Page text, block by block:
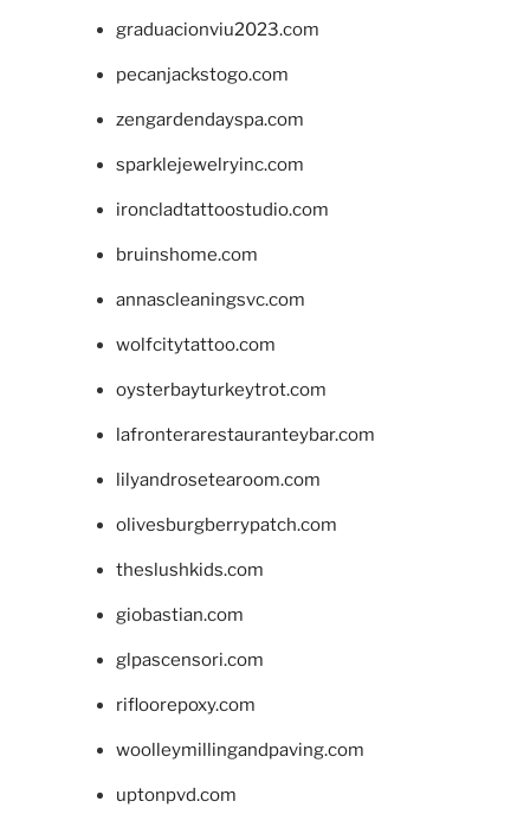
graduacionviu2023.com
pecanjackstogo.com
zengardendayspa.com
sparklejewelryinc.com
ironcladtattoostudio.com
bruinshome.com
annascleaningsvc.com
wolfcitytattoo.com
oysterbayturkeytrot.com
lafronterarestauranteybar.com
lilyandrosetearoom.com
olivesburgberrypatch.com
theslushkids.com
giobastian.com
glpascensori.com
rifloorepoxy.com
woolleymillingandpaving.com
uptonpvd.com